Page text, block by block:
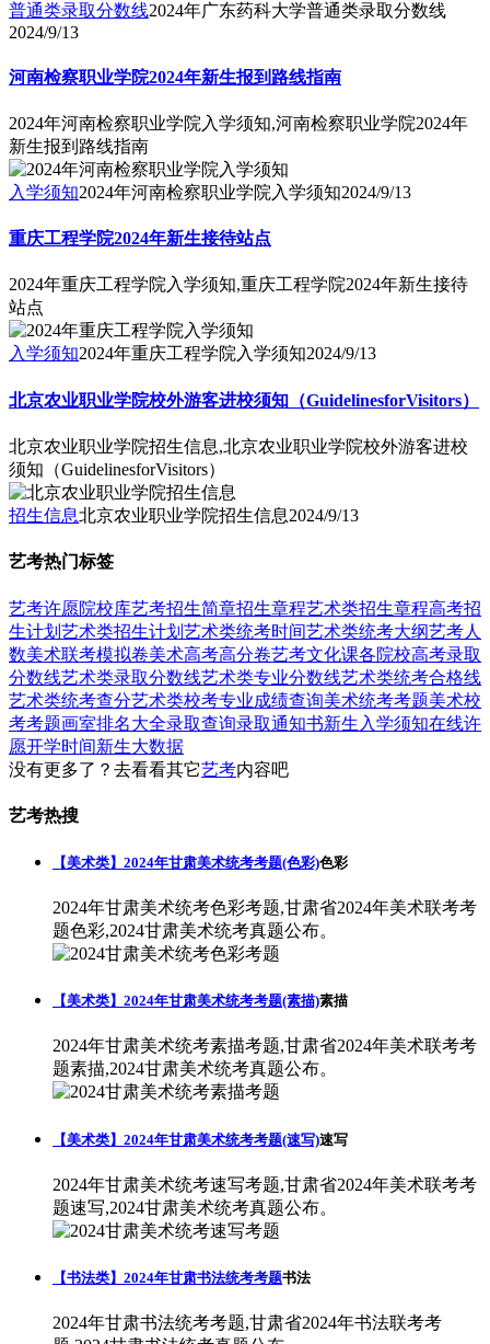
普通类录取分数线2024年广东药科大学普通类录取分数线
2024/9/13
河南检察职业学院2024年新生报到路线指南
2024年河南检察职业学院入学须知,河南检察职业学院2024年
新生报到路线指南
入学须知2024年河南检察职业学院入学须知2024/9/13
重庆工程学院2024年新生接待站点
2024年重庆工程学院入学须知,重庆工程学院2024年新生接待
站点
入学须知2024年重庆工程学院入学须知2024/9/13
北京农业职业学院校外游客进校须知（GuidelinesforVisitors）
北京农业职业学院招生信息,北京农业职业学院校外游客进校
须知（GuidelinesforVisitors）
招生信息北京农业职业学院招生信息2024/9/13
艺考热门标签
艺考许愿院校库艺考招生简章招生章程艺术类招生章程高考招
生计划 艺术类招生计划 艺术类统考时间艺术类统考大纲艺考人
数美术联考模拟卷美术高考高分卷艺考文化课各院校高考录取
分数线艺术类录取分数线艺术类专业分数线艺术类统考合格线
艺术类统考查分艺术类校考专业成绩查询美术统考考题美术校
考考题画室排名大全录取查询录取通知书新生入学须知在线许
愿开学时间新生大数据
没有更多了？去看看其它艺考内容吧
艺考热搜
【美术类】2024年甘肃美术统考考题(色彩)色彩
2024年甘肃美术统考色彩考题,甘肃省2024年美术联考考
题色彩,2024甘肃美术统考真题公布。
【美术类】2024年甘肃美术统考考题(素描)素描
2024年甘肃美术统考素描考题,甘肃省2024年美术联考考
题素描,2024甘肃美术统考真题公布。
【美术类】2024年甘肃美术统考考题(速写)速写
2024年甘肃美术统考速写考题,甘肃省2024年美术联考考
题速写,2024甘肃美术统考真题公布。
【书法类】2024年甘肃书法统考考题书法
2024年甘肃书法统考考题,甘肃省2024年书法联考考